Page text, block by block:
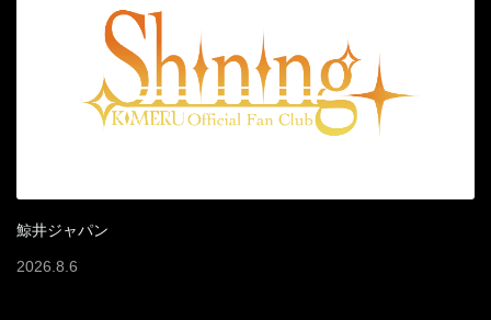
鯨井ジャパン
2026.8.6